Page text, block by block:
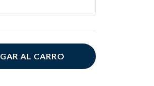
AL CARRO